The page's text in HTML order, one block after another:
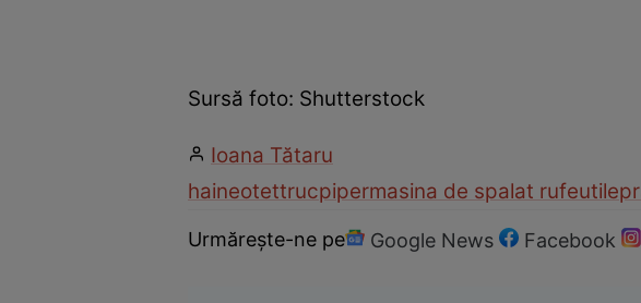
Sursă foto: Shutterstock
Ioana Tătaru
haineotettrucpipermasina de spalat rufeutile
Urmărește-ne pe Google News Facebook